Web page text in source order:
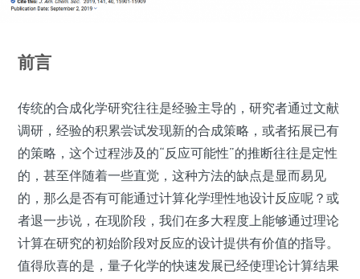
前言
传统的合成化学研究往往是经验主导的，研究者通过文献
调研，经验的积累尝试发现新的合成策略，或者拓展已有
的策略，这个过程涉及的“反应可能性”的推断往往是定性
的，甚至伴随着一些直觉，这种方法的缺点是显而易见
的，那么是否有可能通过计算化学理性地设计反应呢？或
者退一步说，在现阶段，我们在多大程度上能够通过理论
计算在研究的初始阶段对反应的设计提供有价值的指导。
值得欣喜的是，量子化学的快速发展已经使理论计算结果